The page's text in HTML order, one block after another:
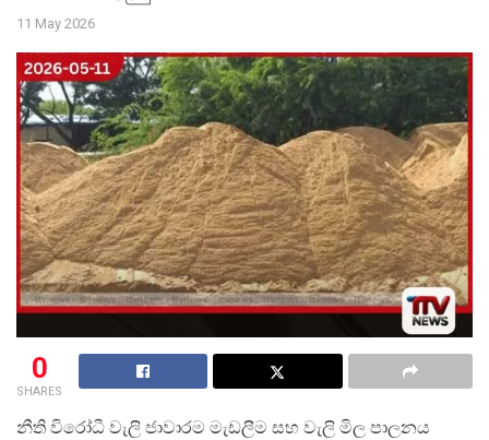
11 May 2026
0
SHARES
නීති විරෝධී වැලි ජාවාරම මැඩලීම සහ වැලි මිල පාලනය